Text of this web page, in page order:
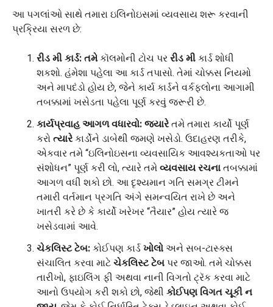
આ પગલાંઓ સાથે તમારા ઇલિનોઇસમાં વ્યવસાય શરૂ કરવાની
પ્રક્રિયા સરળ છે:
રીડ મી કાર્ડ: તમેકૉલમોની ટોચ પર રીડ મી કાર્ડ શોધી
શકશો. હંમેશા પહેલા આ કાર્ડ તપાસો. તેમાં ચોક્કસ નિયમો
અને માપદંડો હોય છે, જેને કાર્ય કાર્ડને વર્કફ્લોના આગામી
તબક્કામાં ખસેડતા પહેલા પૂર્ણ કરવું જરૂરી છે.
કાર્યપ્રવાહ આગળ વધારવો: જ્યારેતમે તમારા કાર્યો પૂર્ણ
કરો ત્યારેકાર્ડોને ડાબેથી જમણે ખસેડો. ઉદાહરણ તરીકે,
એકવાર તમે “ઇલિનોઇસના વ્યવસાયિક આવશ્યકતાઓ પર
સંશોધન” પૂર્ણ કરી લો, ત્યારે તમે વ્યવસાય રચના તબક્કામાં
આગળ વધી શકો છો. આ દૃશ્યમાન ગતિ સમગ્ર ટીમને
તમારી વર્તમાન પ્રગતિ અંગે સમન્વયિત રાખે છે અને
ખાતરી કરે છે કે કાર્યો ખરેખર “તૈયાર” હોય ત્યારે જ
ખસેડવામાં આવે.
ચેકલિસ્ટ ટેબ: કોઈપણ કાર્ડ ખોલો અને સબ-ટાસ્ક્સ
સંચાલિત કરવા માટે ચેકલિસ્ટ ટેબ પર જાઓ. તમે ચોક્કસ
તારીખો, ફાઇલિંગ ફી અથવા નાની વિગતો ટ્રૅક કરવા માટે
આનો ઉપયોગ કરી શકો છો, જેથી કોઈપણ વિગત ચૂકી ન